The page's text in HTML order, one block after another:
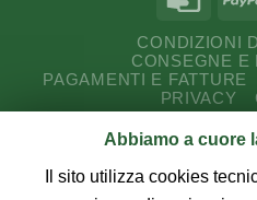
CONDIZIONI
CONSEGNE E
PAGAMENTI E FATTURE
PRIVACY
Copyright 2026 © CUT
03187730407 - Via E.
Abbiamo a cuore
Il sito utilizza cookies